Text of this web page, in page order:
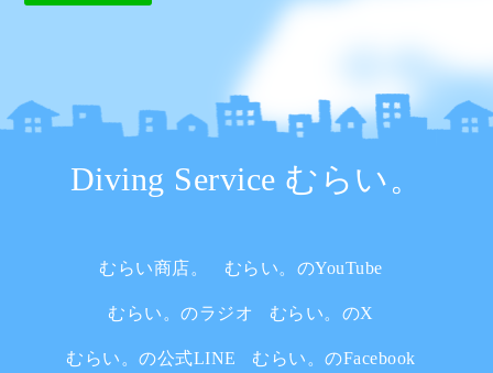
Diving Service むらい。
むらい商店。 むらい。のYouTube
むらい。のラジオ むらい。のX
むらい。の公式LINE むらい。のFacebook